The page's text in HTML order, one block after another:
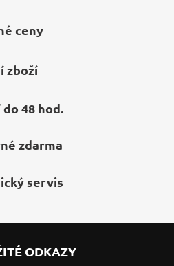
ceny
zboží
48 hod.
zdarma
servis
ODKAZY